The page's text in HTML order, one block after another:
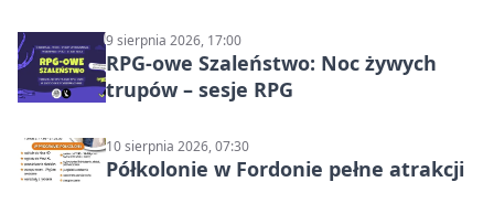
9 sierpnia 2026, 17:00
RPG-owe Szaleństwo: Noc żywych
trupów – sesje RPG
10 sierpnia 2026, 07:30
Półkolonie w Fordonie pełne atrakcji